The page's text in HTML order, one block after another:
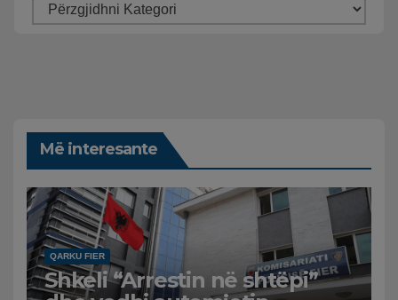
Më interesante
QARKU FIER
Shkeli “Arrestin në shtëpi”